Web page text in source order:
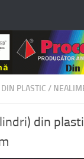
PLASTIC /
din